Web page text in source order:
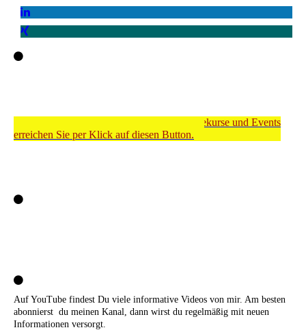
Meinen Shop für Dienstleistungen, Onlinekurse und Events
erreichen Sie per Klick auf diesen Button.
Auf YouTube findest Du viele informative Videos von mir. Am besten
abonnierst du meinen Kanal, dann wirst du regelmäßig mit neuen
Informationen versorgt.